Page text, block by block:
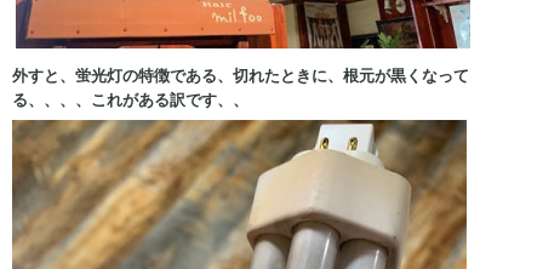
外すと、蛍光灯の特徴である、切れたときに、根元が黒くなって
る、、、、これがある訳です、、